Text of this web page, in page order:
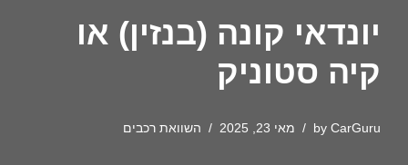
יונדאי קונה (בנזין) או
קיה סטוניק
by CarGuru מאי 23, 2025 השוואת רכבים